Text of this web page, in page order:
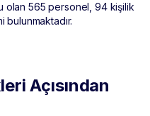
olan 565 personel, 94 kişilik
bulunmaktadır.
Açısından